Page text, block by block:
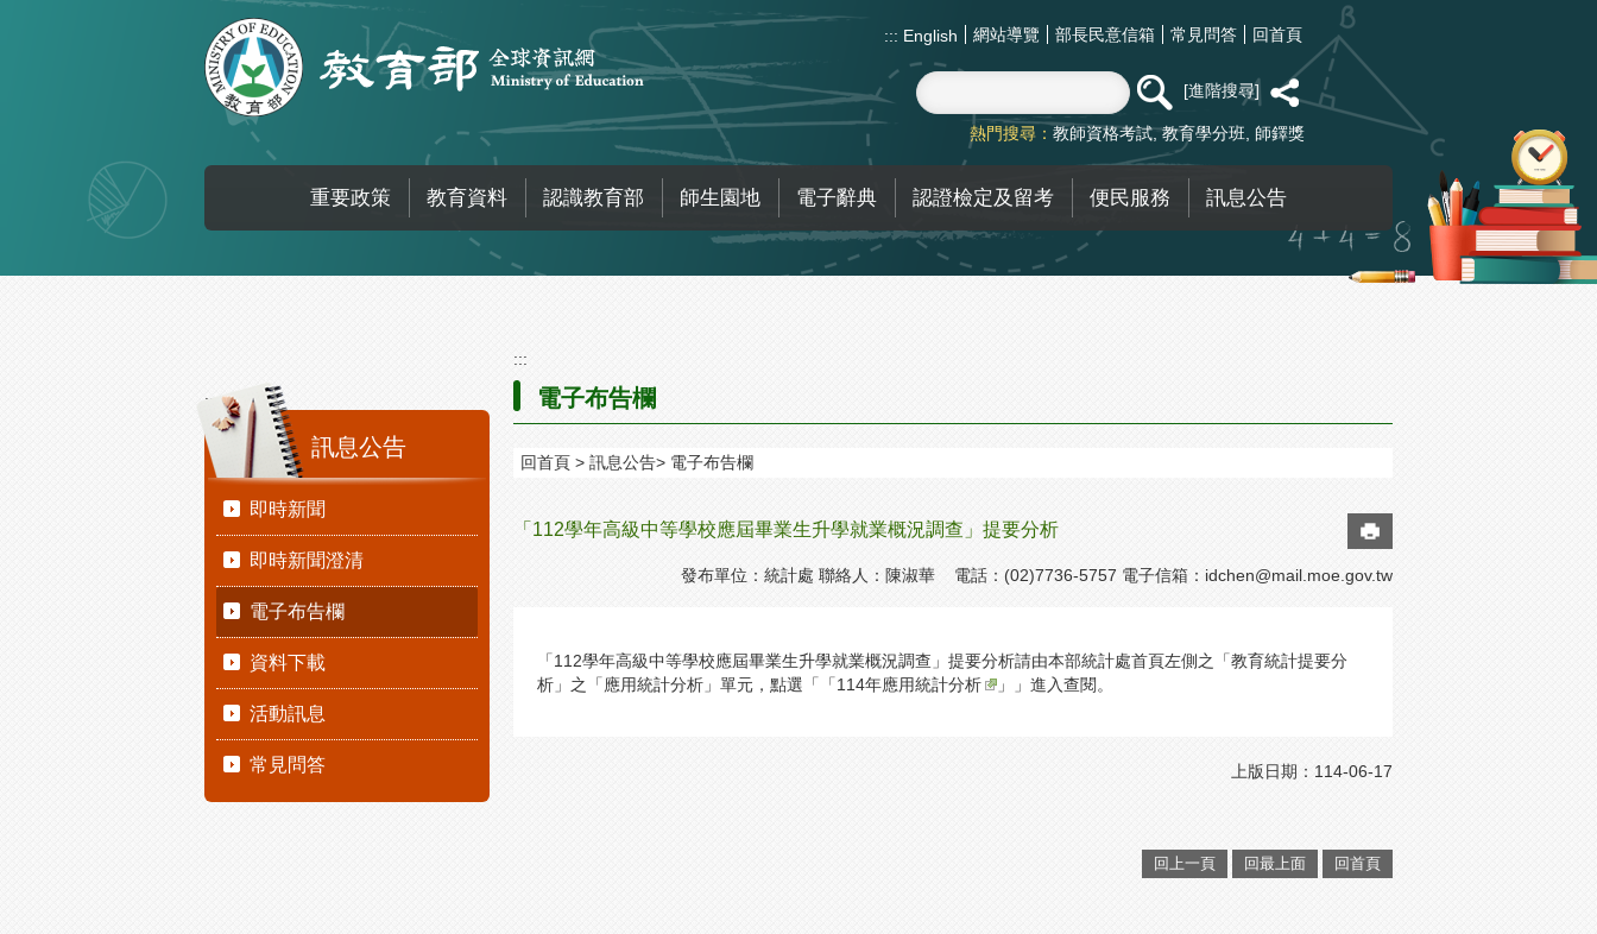
::: English 網站導覽 部長民意信箱 常見問答 回首頁
進階搜尋
熱門搜尋： 教師資格考試 教育學分班 師鐸獎
重要政策 教育資料 認識教育部 師生園地 電子辭典 認證檢定及留考 便民服務 訊息公告
:::
訊息公告
即時新聞
即時新聞澄清
電子布告欄
資料下載
活動訊息
常見問答
:::
電子布告欄
回首頁 訊息公告 電子布告欄
「112學年高級中等學校應屆畢業生升學就業概況調查」提要分析
發布單位：統計處 聯絡人：陳淑華 電話：(02)7736-5757 電子信箱： idchen@mail.moe.gov.tw
「112學年高級中等學校應屆畢業生升學就業概況調查」提要分析請由本部統計處首頁左側之「教育統計提要分
析」之「應用統計分析」單元，點選「「114年應用統計分析 」」進入查閱。
上版日期：114-06-17
回上一頁 回最上面 回首頁